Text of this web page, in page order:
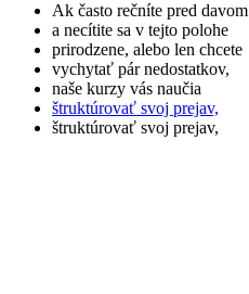
Ak často rečníte pred davom
a necítite sa v tejto polohe
prirodzene, alebo len chcete
vychytať pár nedostatkov,
naše kurzy vás naučia
štruktúrovať svoj prejav,
štruktúrovať svoj prejav,